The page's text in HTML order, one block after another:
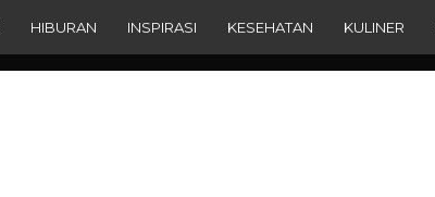
HIBURAN INSPIRASI KESEHATAN KULINER